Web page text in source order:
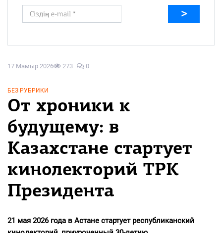
17 Мамыр 2026 273 0
БЕЗ РУБРИКИ
От хроники к
будущему: в
Казахстане стартует
кинолекторий ТРК
Президента
21 мая 2026 года в Астане стартует республиканский